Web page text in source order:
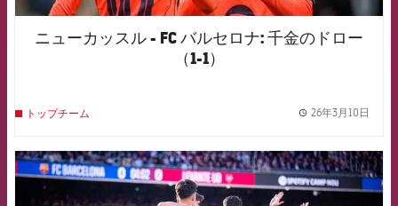
ニューカッスル - FC バルセロナ: 千金のドロー
（1-1）
トップチーム 26年3月10日
FCB Barcelona badge